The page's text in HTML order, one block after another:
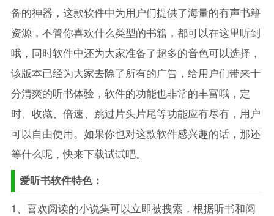
备的神器，这款软件中为用户们提供了海量的有声书籍
资源，不管你喜欢什么类型的书籍，都可以在这里听到
哦，同时软件中还为大家准备了超多的音色可以选择，
该版本已经为大家去除了所有的广告，给用户们带来十
分清爽的听书体验，软件的功能也非常的丰富哦，定
时、收藏、倍速、跳过片头片尾等功能应有尽有，用户
可以自由使用。如果你也对这款软件感兴趣的话，那还
等什么呢，快来下载试试吧。
爱听书软件特色：
1、喜欢阅读的小说集可以立即被搜索，根据听书和阅